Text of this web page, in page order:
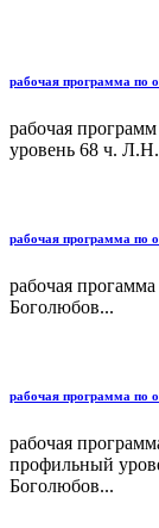
рабочая программа по
рабочая
уровень 68 ч.
рабочая программа по
рабочая
Боголюбов...
рабочая программа по
рабочая
профильный
Боголюбов...